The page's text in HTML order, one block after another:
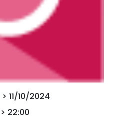
11/10/2024
22:00